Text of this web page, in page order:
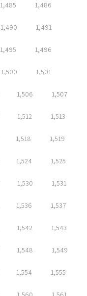
1,485 1,486
1,490 1,491
1,495 1,496
1,500 1,501
1,506 1,507
1,512 1,513
1,518 1,519
1,524 1,525
1,530 1,531
1,536 1,537
1,542 1,543
1,548 1,549
1,554 1,555